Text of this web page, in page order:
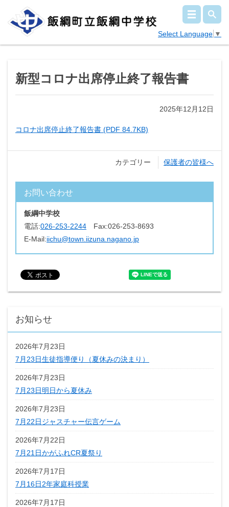
Select Language ▼
新型コロナ出席停止終了報告書
2025年12月12日
コロナ出席停止終了報告書 (PDF 84.7KB)
カテゴリー 保護者の皆様へ
お問い合わせ
飯綱中学校
電話:026-253-2244 Fax:026-253-8693
E-Mail:iichu@town.iizuna.nagano.jp
お知らせ
2026年7月23日
7月23日生徒指導便り（夏休みの決まり）
2026年7月23日
7月23日明日から夏休み
2026年7月23日
7月22日ジャスチャー伝言ゲーム
2026年7月22日
7月21日かがふれCR夏祭り
2026年7月17日
7月16日2年家庭科授業
2026年7月17日